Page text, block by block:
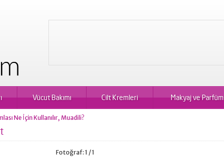
Vücut Bakımı Cilt Kremleri Makyaj ve Parfüm
Ne İçin Kullanılır, Muadili?
Fotoğraf: 1 / 1